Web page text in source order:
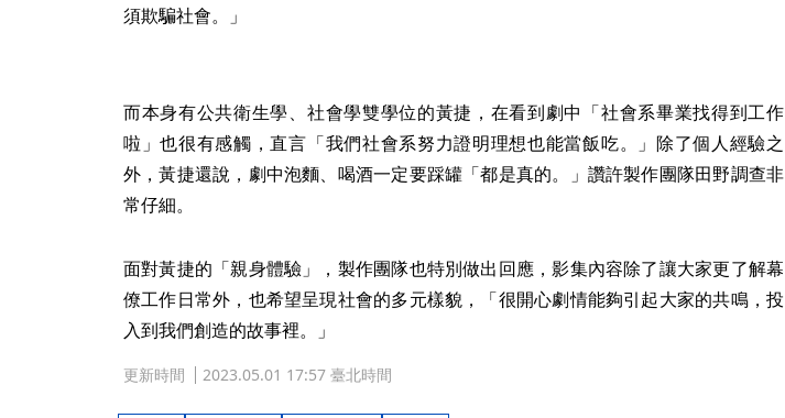
須欺騙社會。」
而本身有公共衛生學、社會學雙學位的黃捷，在看到劇中「社會系畢業找得到工作
啦」也很有感觸，直言「我們社會系努力證明理想也能當飯吃。」除了個人經驗之
外，黃捷還說，劇中泡麵、喝酒一定要踩罐「都是真的。」讚許製作團隊田野調查非
常仔細。
面對黃捷的「親身體驗」，製作團隊也特別做出回應，影集內容除了讓大家更了解幕
僚工作日常外，也希望呈現社會的多元樣貌，「很開心劇情能夠引起大家的共鳴，投
入到我們創造的故事裡。」
更新時間 2023.05.01 17:57 臺北時間